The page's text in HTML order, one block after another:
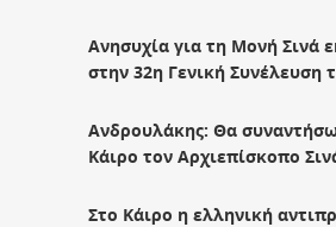
Ανησυχία για τη Μονή Σινά
στην 32η Γενική Συνέλευση
Ανδρουλάκης: Θα
Κάιρο τον Αρχιεπίσκοπο
Στο Κάιρο η ελληνική